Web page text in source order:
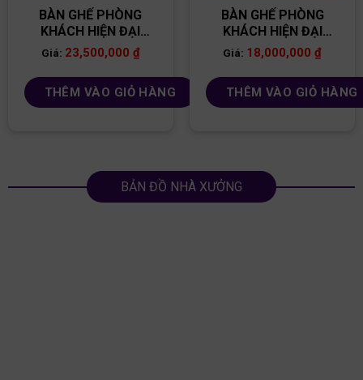
BÀN GHẾ PHÒNG
KHÁCH HIỆN ĐẠI
BG26
Giá: 23,500,000 ₫
THÊM VÀO GIỎ HÀNG
BÀN GHẾ PHÒNG
KHÁCH HIỆN ĐẠI
BG04
Giá: 18,000,000₫
THÊM VÀO GIỎ HÀNG
BẢN ĐỒ NHÀ XƯỞNG